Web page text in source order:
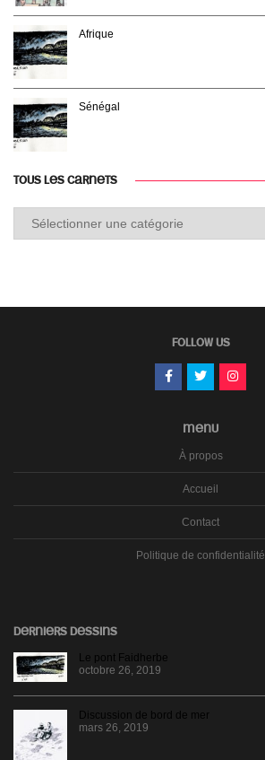
Afrique
Sénégal
TOUS LES CARNETS
FOLLOW US
MENU
À propos
Accueil
Contact
Politique de confidentialité
DERNIERS DESSINS
Le pont Faidherbe
octobre 26, 2019
Discussion de bord de mer
mars 26, 2019